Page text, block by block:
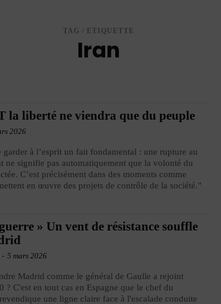
TAG / ETIQUETTE
Iran
la liberté ne viendra que du peuple
2026
à l’esprit un fait fondamental : une rupture au
ne signifie pas automatiquement que la volonté du
C’est précisément dans des moments comme
en œuvre des projets de contrôle de la société."
» Un vent de résistance souffle
- 5 mars 2026
Madrid comme le général de Gaulle a rejoint
? C'est en tout cas en Espagne que le chef du
une ligne claire face à l'escalade conduite